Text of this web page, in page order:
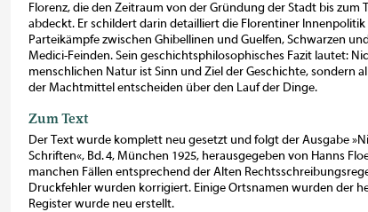
Florenz, die den Zeitraum von der Gründung der Stadt bis zum
abdeckt. Er schildert darin detailliert die Florentiner
Parteikämpfe zwischen Ghibellinen und Guelfen, Schwarzen
Medici-Feinden. Sein geschichtsphilosophisches Fazit lautet:
menschlichen Natur ist Sinn und Ziel der Geschichte, sondern
der Machtmittel entscheiden über den Lauf der Dinge.
Zum Text
Der Text wurde komplett neu gesetzt und folgt der Ausgabe
Schriften«, Bd. 4, München 1925, herausgegeben von Hanns
manchen Fällen entsprechend der Alten
Druckfehler wurden korrigiert. Einige Ortsnamen wurden der
Register wurde neu erstellt.